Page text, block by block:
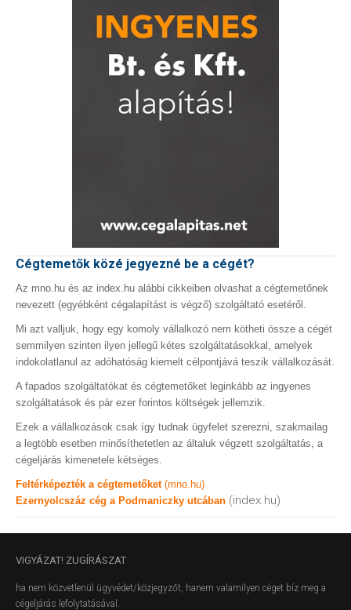
Cégtemetők közé jegyezné be a cégét?
Az mno.hu és az index.hu alábbi cikkeiben olvashat a cégtemetőnek
nevezett (egyébként cégalapítást is végző) szolgáltató esetéről.
Mi azt valljuk, hogy egy komoly vállalkozó nem kötheti össze a cégét
semmilyen szinten ilyen jellegű kétes szolgáltatásokkal, amelyek
indokolatlanul az adóhatóság kiemelt célpontjává teszik vállalkozását.
A fapados szolgáltatókat és cégtemetőket leginkább az ingyenes
szolgáltatások és pár ezer forintos költségek jellemzik.
Ezek a vállalkozások csak így tudnak ügyfelet szerezni, szakmailag
a legtöbb esetben minősíthetetlen az általuk végzett szolgáltatás, a
cégeljárás kimenetele kétséges.
Feltérképezték a cégtemetőket (mno.hu)
Ezernyolcszáz cég a Podmaniczky utcában (index.hu)
VIGYÁZAT! ZUGÍRÁSZAT
ha nem közvetlenül ügyvédet/közjegyzőt, hanem valamilyen céget bíz meg a
cégeljárás lefolytatásával.